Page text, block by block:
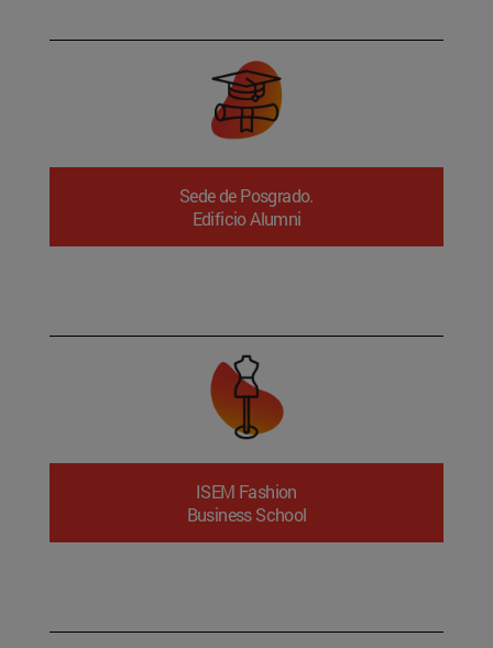
Sede de Posgrado.
Edificio Alumni
ISEM Fashion
Business School